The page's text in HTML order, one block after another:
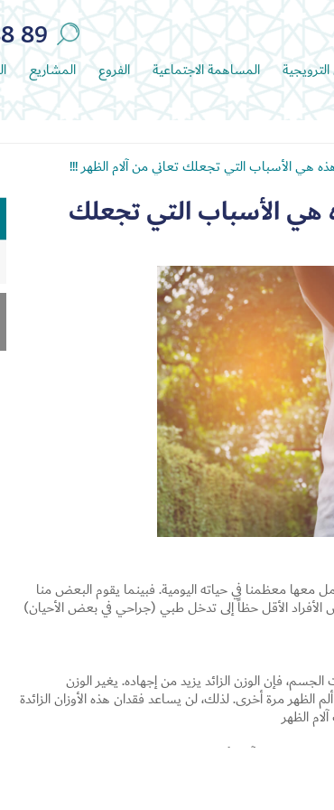
89
المساهمة الاجتماعية الفروع المشاريع
هي الأسباب التي تجعلك تعاني من آلام الظهر !!!
الأسباب التي تجعلك
معها معظمنا في حياته اليومية. فبينما يقوم البعض منا
الأقل حظاً إلى تدخل طبي (جراحي في بعض الأحيان)
فإن الوزن الزائد يزيد من إجهاده. يغير الوزن
مرة أخرى. لذلك، لن يساعد فقدان هذه الأوزان الزائدة
الظهر
سبب آخر لألم الظهر هو قلة النشاط البدني، مما
ضمورها مع تقدم العمر، لذلك يجب أن تكون العضلات
السبب عليك استشارة الطبيب الذي يمكنه مساعدتك في
Set Youtube Channel ID